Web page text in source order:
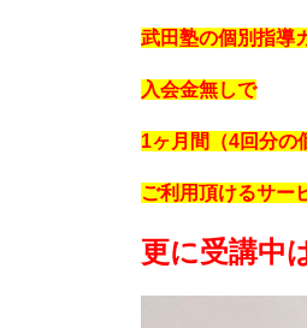
武田塾の個別指導
入会金無しで
1ヶ月間（4回分の
ご利用頂けるサー
更に受講中